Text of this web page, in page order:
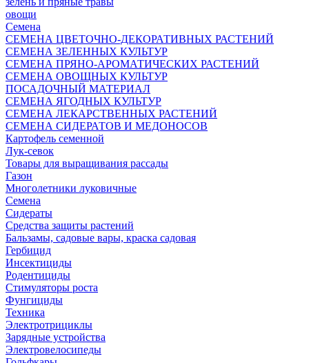
овощи
Семена
СЕМЕНА ЦВЕТОЧНО-ДЕКОРАТИВНЫХ РАСТЕНИЙ
СЕМЕНА ЗЕЛЕННЫХ КУЛЬТУР
СЕМЕНА ПРЯНО-АРОМАТИЧЕСКИХ РАСТЕНИЙ
СЕМЕНА ОВОЩНЫХ КУЛЬТУР
ПОСАДОЧНЫЙ МАТЕРИАЛ
СЕМЕНА ЯГОДНЫХ КУЛЬТУР
СЕМЕНА ЛЕКАРСТВЕННЫХ РАСТЕНИЙ
СЕМЕНА СИДЕРАТОВ И МЕДОНОСОВ
Картофель семенной
Лук-севок
Товары для выращивания рассады
Газон
Многолетники луковичные
Семена
Сидераты
Средства защиты растений
Бальзамы, садовые вары, краска садовая
Гербицид
Инсектициды
Родентициды
Стимуляторы роста
Фунгициды
Техника
Электротрициклы
Зарядные устройства
Электровелосипеды